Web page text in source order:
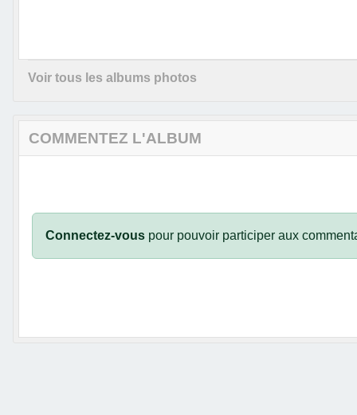
Voir tous les albums photos
COMMENTEZ L'ALBUM
Connectez-vous pour pouvoir participer aux